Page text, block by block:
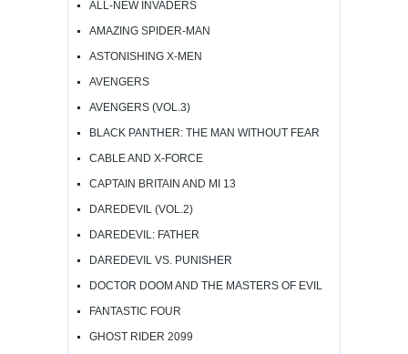
ALL-NEW INVADERS
AMAZING SPIDER-MAN
ASTONISHING X-MEN
AVENGERS
AVENGERS (VOL.3)
BLACK PANTHER: THE MAN WITHOUT FEAR
CABLE AND X-FORCE
CAPTAIN BRITAIN AND MI 13
DAREDEVIL (VOL.2)
DAREDEVIL: FATHER
DAREDEVIL VS. PUNISHER
DOCTOR DOOM AND THE MASTERS OF EVIL
FANTASTIC FOUR
GHOST RIDER 2099